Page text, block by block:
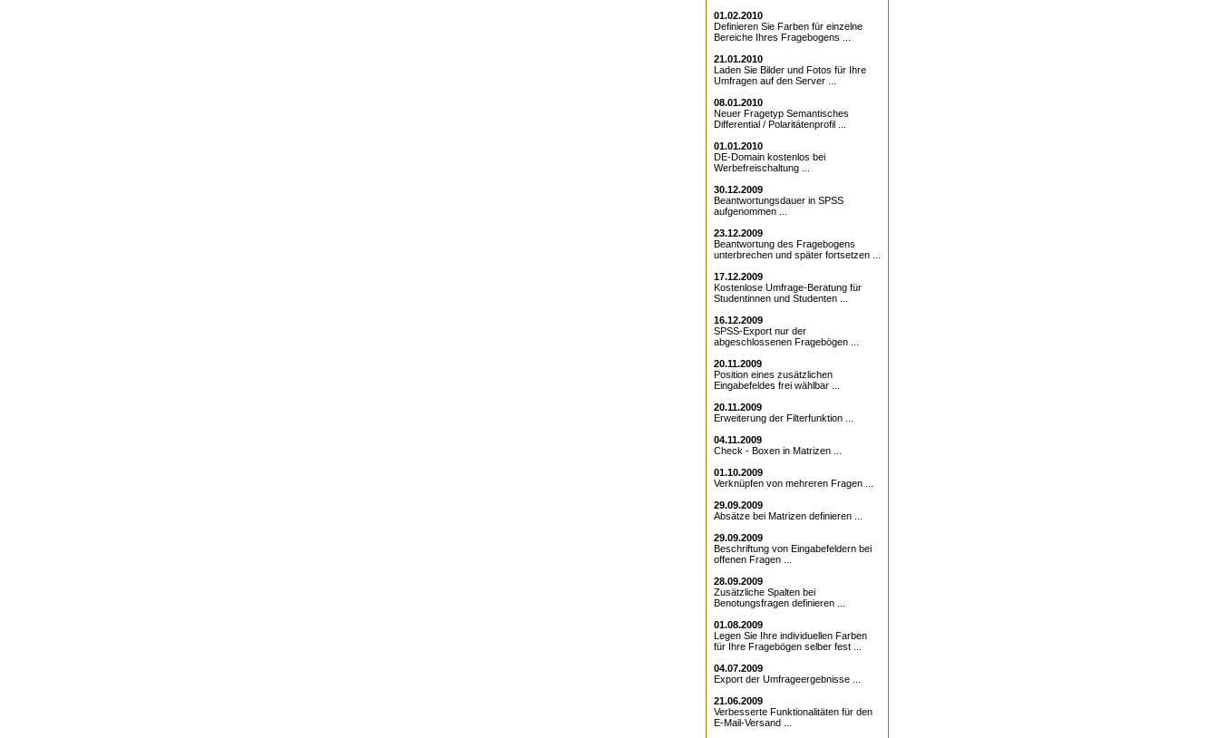
01.02.2010
Definieren Sie Farben für einzelne
Bereiche Ihres Fragebogens ...
21.01.2010
Laden Sie Bilder und Fotos für Ihre
Umfragen auf den Server ...
08.01.2010
Neuer Fragetyp Semantisches
Differential / Polaritätenprofil ...
01.01.2010
DE-Domain kostenlos bei
Werbefreischaltung ...
30.12.2009
Beantwortungsdauer in SPSS
aufgenommen ...
23.12.2009
Beantwortung des Fragebogens
unterbrechen und später fortsetzen ...
17.12.2009
Kostenlose Umfrage-Beratung für
Studentinnen und Studenten ...
16.12.2009
SPSS-Export nur der
abgeschlossenen Fragebögen ...
20.11.2009
Position eines zusätzlichen
Eingabefeldes frei wählbar ...
20.11.2009
Erweiterung der Filterfunktion ...
04.11.2009
Check - Boxen in Matrizen ...
01.10.2009
Verknüpfen von mehreren Fragen ...
29.09.2009
Absätze bei Matrizen definieren ...
29.09.2009
Beschriftung von Eingabefeldern bei
offenen Fragen ...
28.09.2009
Zusätzliche Spalten bei
Benotungsfragen definieren ...
01.08.2009
Legen Sie Ihre individuellen Farben
für Ihre Fragebögen selber fest ...
04.07.2009
Export der Umfrageergebnisse ...
21.06.2009
Verbesserte Funktionalitäten für den
E-Mail-Versand ...